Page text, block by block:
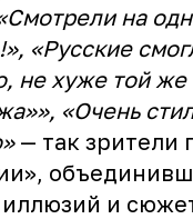
на
«Русские
не хуже той же
«Очень
— так зрители
и